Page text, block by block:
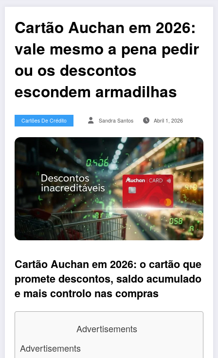
Cartão Auchan em 2026:
vale mesmo a pena pedir
ou os descontos
escondem armadilhas
Cartões De Crédito Sandra Santos Abril 1, 2026
Cartão Auchan em 2026: o cartão que
promete descontos, saldo acumulado
e mais controlo nas compras
Advertisements
Advertisements